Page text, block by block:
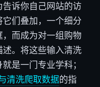
诉你自己网站的访
们叠加，一个细分
而成为对一组购物
。将这些输入清洗
是一门专业学科；
清洗爬取数据的指